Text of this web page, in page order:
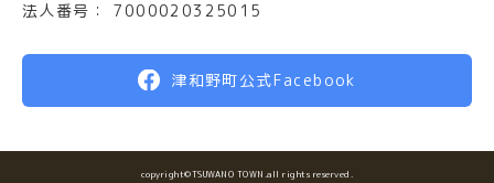
法人番号：
7000020325015
津和野町公式Facebook
copyright©TSUWANO TOWN.all rights reserved.